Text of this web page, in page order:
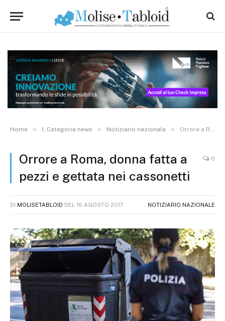
Home » 1. Categorie news » Notiziario nazionale » Orrore a Roma, donna fatta a pezzi e gettata nei cassonetti
Orrore a Roma, donna fatta a
pezzi e gettata nei cassonetti
0
DI MOLISETABLOID DEL 16 AGOSTO 2017 NOTIZIARIO NAZIONALE